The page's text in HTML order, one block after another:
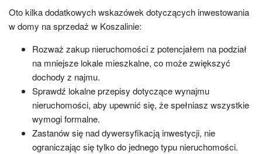
Oto kilka dodatkowych wskazówek dotyczących inwestowania
w domy na sprzedaż w Koszalinie:
Rozważ zakup nieruchomości z potencjałem na podział
na mniejsze lokale mieszkalne, co może zwiększyć
dochody z najmu.
Sprawdź lokalne przepisy dotyczące wynajmu
nieruchomości, aby upewnić się, że spełniasz wszystkie
wymogi formalne.
Zastanów się nad dywersyfikacją inwestycji, nie
ograniczając się tylko do jednego typu nieruchomości.